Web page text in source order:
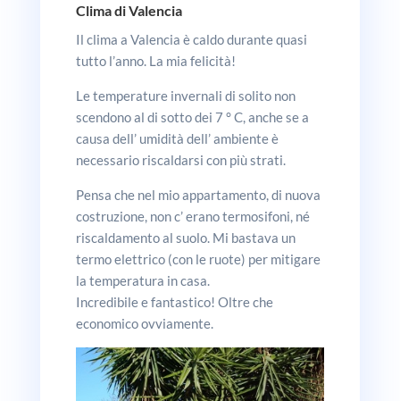
Clima di Valencia
Il clima a Valencia è caldo durante quasi
tutto l’anno. La mia felicità!
Le temperature invernali di solito non
scendono al di sotto dei 7 ° C, anche se a
causa dell’ umidità dell’ ambiente è
necessario riscaldarsi con più strati.
Pensa che nel mio appartamento, di nuova
costruzione, non c’ erano termosifoni, né
riscaldamento al suolo. Mi bastava un
termo elettrico (con le ruote) per mitigare
la temperatura in casa.
Incredibile e fantastico! Oltre che
economico ovviamente.